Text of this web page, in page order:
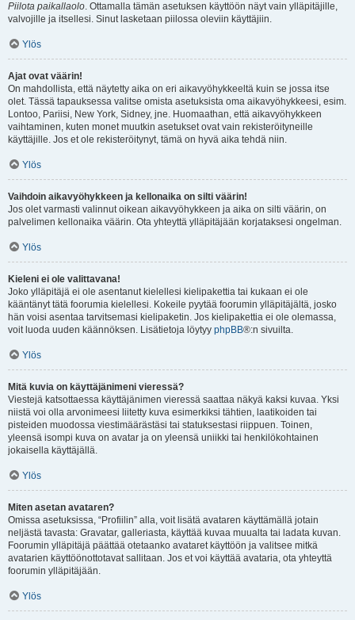
Piilota paikallaolo. Ottamalla tämän asetuksen käyttöön näyt vain ylläpitäjille,
valvojille ja itsellesi. Sinut lasketaan piilossa oleviin käyttäjiin.
Ylös
Ajat ovat väärin!
On mahdollista, että näytetty aika on eri aikavyöhykkeeltä kuin se jossa itse
olet. Tässä tapauksessa valitse omista asetuksista oma aikavyöhykkeesi, esim.
Lontoo, Pariisi, New York, Sidney, jne. Huomaathan, että aikavyöhykkeen
vaihtaminen, kuten monet muutkin asetukset ovat vain rekisteröityneille
käyttäjille. Jos et ole rekisteröitynyt, tämä on hyvä aika tehdä niin.
Ylös
Vaihdoin aikavyöhykkeen ja kellonaika on silti väärin!
Jos olet varmasti valinnut oikean aikavyöhykkeen ja aika on silti väärin, on
palvelimen kellonaika väärin. Ota yhteyttä ylläpitäjään korjataksesi ongelman.
Ylös
Kieleni ei ole valittavana!
Joko ylläpitäjä ei ole asentanut kielellesi kielipakettia tai kukaan ei ole
kääntänyt tätä foorumia kielellesi. Kokeile pyytää foorumin ylläpitäjältä, josko
hän voisi asentaa tarvitsemasi kielipaketin. Jos kielipakettia ei ole olemassa,
voit luoda uuden käännöksen. Lisätietoja löytyy phpBB®:n sivuilta.
Ylös
Mitä kuvia on käyttäjänimeni vieressä?
Viestejä katsottaessa käyttäjänimen vieressä saattaa näkyä kaksi kuvaa. Yksi
niistä voi olla arvonimeesi liitetty kuva esimerkiksi tähtien, laatikoiden tai
pisteiden muodossa viestimäärästäsi tai statuksestasi riippuen. Toinen,
yleensä isompi kuva on avatar ja on yleensä uniikki tai henkilökohtainen
jokaisella käyttäjällä.
Ylös
Miten asetan avataren?
Omissa asetuksissa, “Profiilin” alla, voit lisätä avataren käyttämällä jotain
neljästä tavasta: Gravatar, galleriasta, käyttää kuvaa muualta tai ladata kuvan.
Foorumin ylläpitäjä päättää otetaanko avataret käyttöön ja valitsee mitkä
avatarien käyttöönottotavat sallitaan. Jos et voi käyttää avataria, ota yhteyttä
foorumin ylläpitäjään.
Ylös